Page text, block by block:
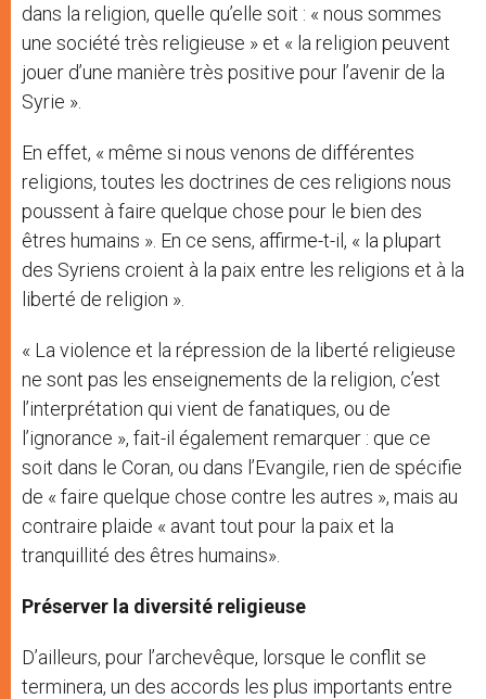
dans la religion, quelle qu’elle soit : « nous sommes
une société très religieuse » et « la religion peuvent
jouer d’une manière très positive pour l’avenir de la
Syrie ».
En effet, « même si nous venons de différentes
religions, toutes les doctrines de ces religions nous
poussent à faire quelque chose pour le bien des
êtres humains ». En ce sens, affirme-t-il, « la plupart
des Syriens croient à la paix entre les religions et à la
liberté de religion ».
« La violence et la répression de la liberté religieuse
ne sont pas les enseignements de la religion, c’est
l’interprétation qui vient de fanatiques, ou de
l’ignorance », fait-il également remarquer : que ce
soit dans le Coran, ou dans l’Evangile, rien de spécifie
de « faire quelque chose contre les autres », mais au
contraire plaide « avant tout pour la paix et la
tranquillité des êtres humains».
Préserver la diversité religieuse
D’ailleurs, pour l’archevêque, lorsque le conflit se
terminera, un des accords les plus importants entre